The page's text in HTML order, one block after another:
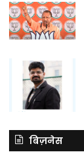
बिज़नेस